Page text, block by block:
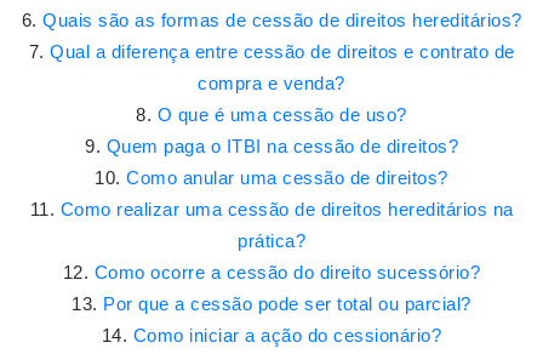
Quais são as formas de cessão de direitos hereditários?
Qual a diferença entre cessão de direitos e contrato de
compra e venda?
O que é uma cessão de uso?
Quem paga o ITBI na cessão de direitos?
Como anular uma cessão de direitos?
Como realizar uma cessão de direitos hereditários na
prática?
Como ocorre a cessão do direito sucessório?
Por que a cessão pode ser total ou parcial?
Como iniciar a ação do cessionário?